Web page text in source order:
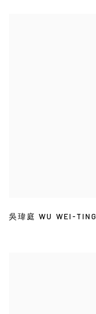
吳瑋庭 WU WEI-TING